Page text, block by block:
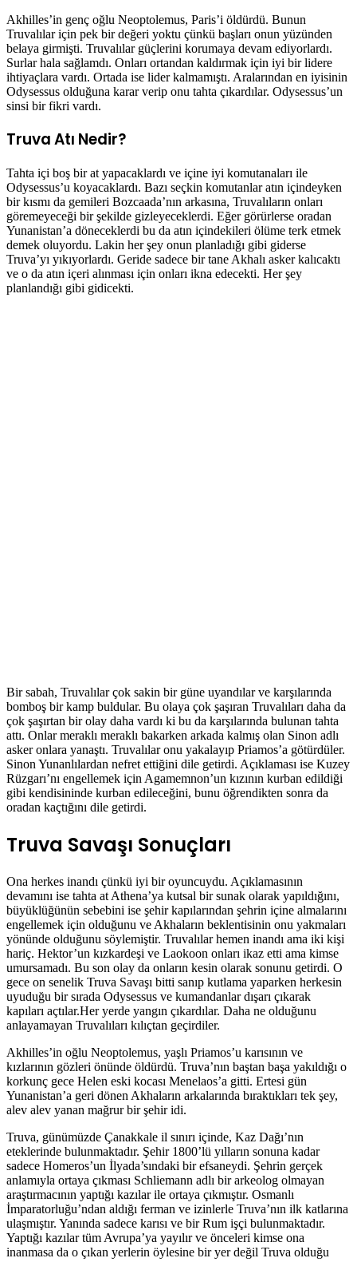
Akhilles’in genç oğlu Neoptolemus, Paris’i öldürdü. Bunun
Truvalılar için pek bir değeri yoktu çünkü başları onun yüzünden
belaya girmişti. Truvalılar güçlerini korumaya devam ediyorlardı.
Surlar hala sağlamdı. Onları ortandan kaldırmak için iyi bir lidere
ihtiyaçlara vardı. Ortada ise lider kalmamıştı. Aralarından en iyisinin
Odysessus olduğuna karar verip onu tahta çıkardılar. Odysessus’un
sinsi bir fikri vardı.
Truva Atı Nedir?
Tahta içi boş bir at yapacaklardı ve içine iyi komutanaları ile
Odysessus’u koyacaklardı. Bazı seçkin komutanlar atın içindeyken
bir kısmı da gemileri Bozcaada’nın arkasına, Truvalıların onları
göremeyeceği bir şekilde gizleyeceklerdi. Eğer görürlerse oradan
Yunanistan’a döneceklerdi bu da atın içindekileri ölüme terk etmek
demek oluyordu. Lakin her şey onun planladığı gibi giderse
Truva’yı yıkıyorlardı. Geride sadece bir tane Akhalı asker kalıcaktı
ve o da atın içeri alınması için onları ikna edecekti. Her şey
planlandığı gibi gidicekti.
Bir sabah, Truvalılar çok sakin bir güne uyandılar ve karşılarında
bomboş bir kamp buldular. Bu olaya çok şaşıran Truvalıları daha da
çok şaşırtan bir olay daha vardı ki bu da karşılarında bulunan tahta
attı. Onlar meraklı meraklı bakarken arkada kalmış olan Sinon adlı
asker onlara yanaştı. Truvalılar onu yakalayıp Priamos’a götürdüler.
Sinon Yunanlılardan nefret ettiğini dile getirdi. Açıklaması ise Kuzey
Rüzgarı’nı engellemek için Agamemnon’un kızının kurban edildiği
gibi kendisininde kurban edileceğini, bunu öğrendikten sonra da
oradan kaçtığını dile getirdi.
Truva Savaşı Sonuçları
Ona herkes inandı çünkü iyi bir oyuncuydu. Açıklamasının
devamını ise tahta at Athena’ya kutsal bir sunak olarak yapıldığını,
büyüklüğünün sebebini ise şehir kapılarından şehrin içine almalarını
engellemek için olduğunu ve Akhaların beklentisinin onu yakmaları
yönünde olduğunu söylemiştir. Truvalılar hemen inandı ama iki kişi
hariç. Hektor’un kızkardeşi ve Laokoon onları ikaz etti ama kimse
umursamadı. Bu son olay da onların kesin olarak sonunu getirdi. O
gece on senelik Truva Savaşı bitti sanıp kutlama yaparken herkesin
uyuduğu bir sırada Odysessus ve kumandanlar dışarı çıkarak
kapıları açtılar.Her yerde yangın çıkardılar. Daha ne olduğunu
anlayamayan Truvalıları kılıçtan geçirdiler.
Akhilles’in oğlu Neoptolemus, yaşlı Priamos’u karısının ve
kızlarının gözleri önünde öldürdü. Truva’nın baştan başa yakıldığı o
korkunç gece Helen eski kocası Menelaos’a gitti. Ertesi gün
Yunanistan’a geri dönen Akhaların arkalarında bıraktıkları tek şey,
alev alev yanan mağrur bir şehir idi.
Truva, günümüzde Çanakkale il sınırı içinde, Kaz Dağı’nın
eteklerinde bulunmaktadır. Şehir 1800’lü yılların sonuna kadar
sadece Homeros’un İlyada’sındaki bir efsaneydi. Şehrin gerçek
anlamıyla ortaya çıkması Schliemann adlı bir arkeolog olmayan
araştırmacının yaptığı kazılar ile ortaya çıkmıştır. Osmanlı
İmparatorluğu’ndan aldığı ferman ve izinlerle Truva’nın ilk katlarına
ulaşmıştır. Yanında sadece karısı ve bir Rum işçi bulunmaktadır.
Yaptığı kazılar tüm Avrupa’ya yayılır ve önceleri kimse ona
inanmasa da o çıkan yerlerin öylesine bir yer değil Truva olduğu